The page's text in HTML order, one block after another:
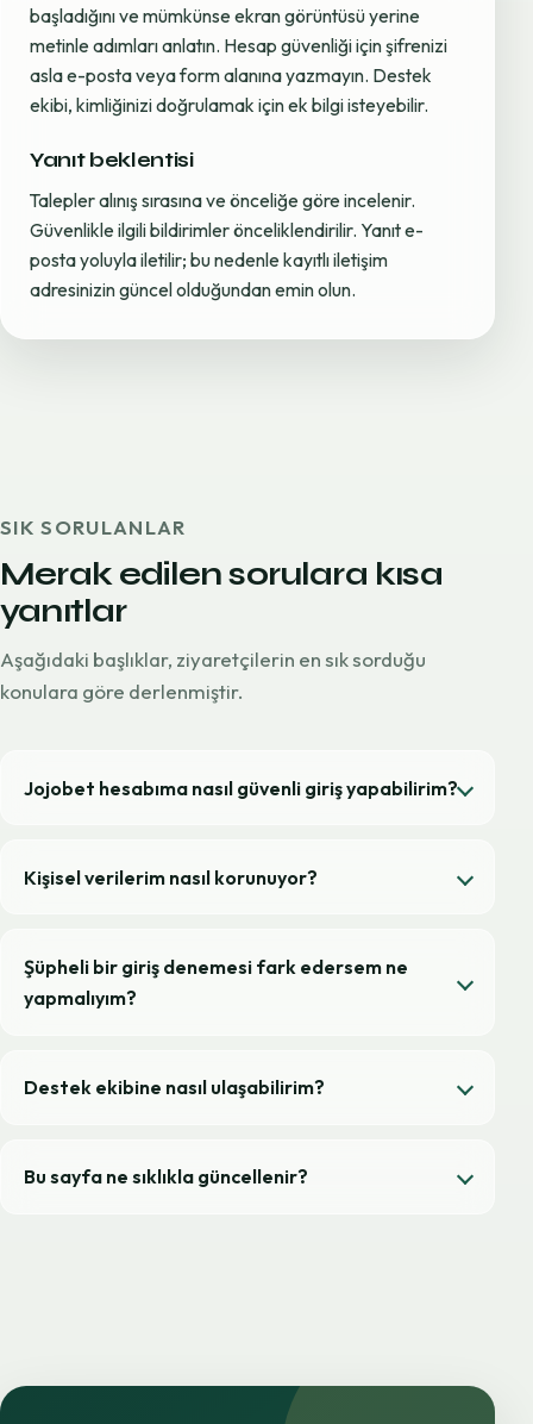
başladığını ve mümkünse ekran görüntüsü yerine
metinle adımları anlatın. Hesap güvenliği için şifrenizi
asla e-posta veya form alanına yazmayın. Destek
ekibi, kimliğinizi doğrulamak için ek bilgi isteyebilir.
Yanıt beklentisi
Talepler alınış sırasına ve önceliğe göre incelenir.
Güvenlikle ilgili bildirimler önceliklendirilir. Yanıt e-
posta yoluyla iletilir; bu nedenle kayıtlı iletişim
adresinizin güncel olduğundan emin olun.
SIK SORULANLAR
Merak edilen sorulara kısa
yanıtlar
Aşağıdaki başlıklar, ziyaretçilerin en sık sorduğu
konulara göre derlenmiştir.
Jojobet hesabıma nasıl güvenli giriş yapabilirim?
Kişisel verilerim nasıl korunuyor?
Şüpheli bir giriş denemesi fark edersem ne
yapmalıyım?
Destek ekibine nasıl ulaşabilirim?
Bu sayfa ne sıklıkla güncellenir?